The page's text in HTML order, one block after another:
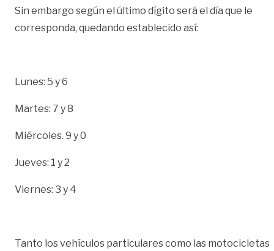
Sin embargo según el último dígito será el día que le
corresponda, quedando establecido así:
Lunes: 5 y 6
Martes: 7 y 8
Miércoles. 9 y 0
Jueves: 1 y 2
Viernes: 3 y 4
Tanto los vehículos particulares como las motocicletas